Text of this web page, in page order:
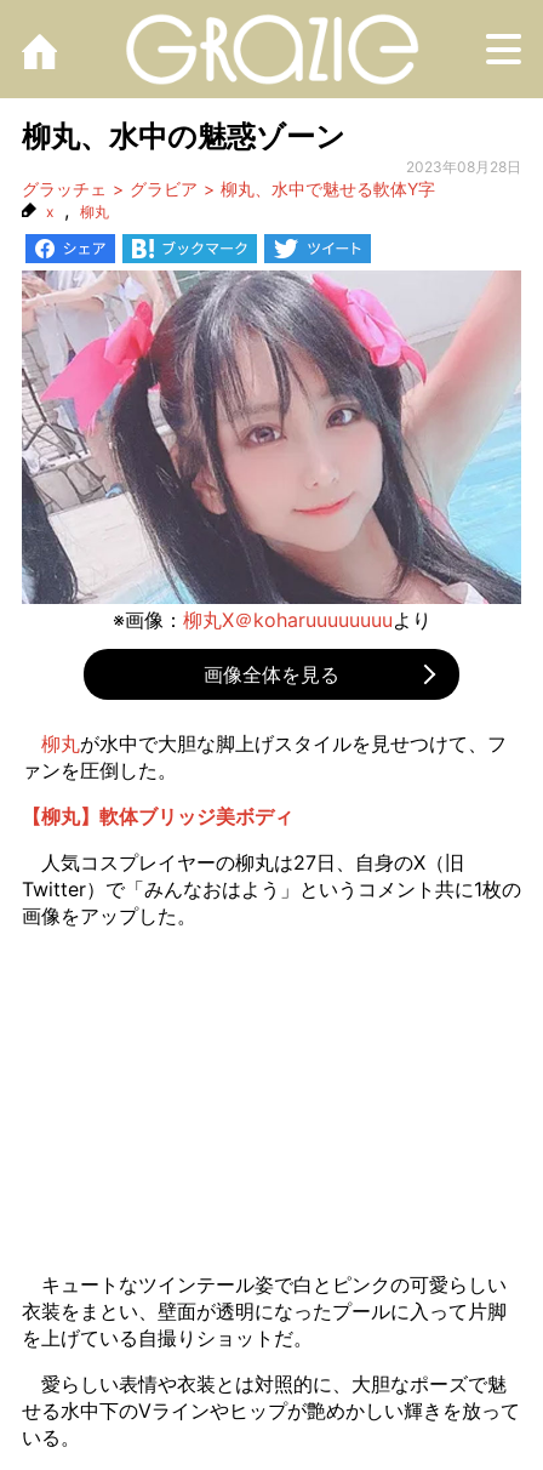
柳丸、水中の魅惑ゾーン
2023年08月28日
グラッチェ グラビア 柳丸、水中で魅せる軟体Y字
x , 柳丸
※画像： 柳丸X＠koharuuuuuuuuより
画像全体を見る
柳丸が水中で大胆な脚上げスタイルを見せつけて、フ
ァンを圧倒した。
【柳丸】軟体ブリッジ美ボディ
人気コスプレイヤーの柳丸は27日、自身のX（旧
Twitter）で「みんなおはよう」というコメント共に1枚の
画像をアップした。
キュートなツインテール姿で白とピンクの可愛らしい
衣装をまとい、壁面が透明になったプールに入って片脚
を上げている自撮りショットだ。
愛らしい表情や衣装とは対照的に、大胆なポーズで魅
せる水中下のVラインやヒップが艶めかしい輝きを放って
いる。